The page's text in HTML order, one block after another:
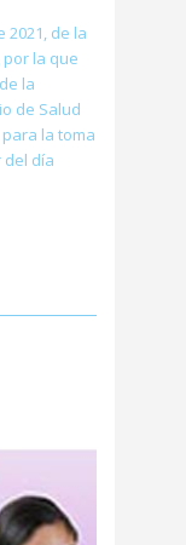
2021, de la
la que
la
de Salud
la toma
del día